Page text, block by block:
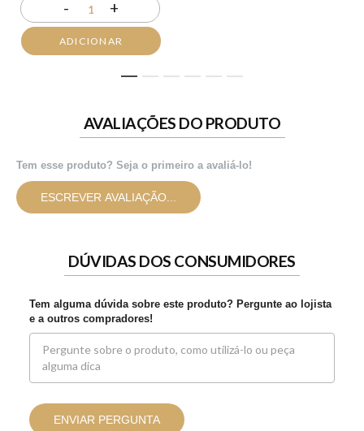
- 1 +
ADICIONAR
AVALIAÇÕES DO PRODUTO
Tem esse produto? Seja o primeiro a avaliá-lo!
ESCREVER AVALIAÇÃO...
DÚVIDAS DOS CONSUMIDORES
Tem alguma dúvida sobre este produto? Pergunte ao lojista
e a outros compradores!
ENVIAR PERGUNTA